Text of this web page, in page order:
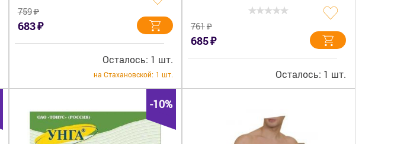
759₽
683₽
Осталось: 1 шт.
на Стахановской: 1 шт.
761₽
685₽
Осталось: 1 шт.
-10%